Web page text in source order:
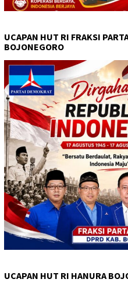
UCAPAN HUT RI FRAKSI
BOJONEGORO
UCAPAN HUT RI HANURA